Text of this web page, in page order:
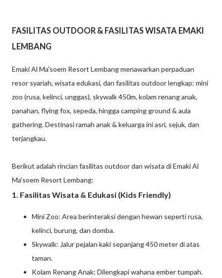
FASILITAS OUTDOOR & FASILITAS WISATA EMAKI
LEMBANG
Emaki Al Ma'soem Resort Lembang menawarkan perpaduan
resor syariah, wisata edukasi, dan fasilitas outdoor lengkap: mini
zoo (rusa, kelinci, unggas), skywalk 450m, kolam renang anak,
panahan, flying fox, sepeda, hingga camping ground & aula
gathering. Destinasi ramah anak & keluarga ini asri, sejuk, dan
terjangkau.
Berikut adalah rincian fasilitas outdoor dan wisata di Emaki Al
Ma'soem Resort Lembang:
1. Fasilitas Wisata & Edukasi (Kids Friendly)
Mini Zoo: Area berinteraksi dengan hewan seperti rusa,
kelinci, burung, dan domba.
Skywalk: Jalur pejalan kaki sepanjang 450 meter di atas
taman.
Kolam Renang Anak: Dilengkapi wahana ember tumpah.